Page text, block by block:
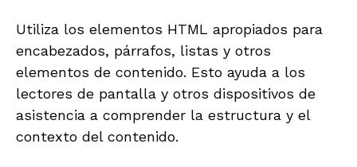
Utiliza los elementos HTML apropiados para
encabezados, párrafos, listas y otros
elementos de contenido. Esto ayuda a los
lectores de pantalla y otros dispositivos de
asistencia a comprender la estructura y el
contexto del contenido.